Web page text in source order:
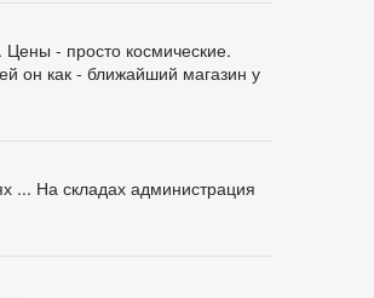
- просто космические.
он как - ближайший магазин у
... На складах администрация